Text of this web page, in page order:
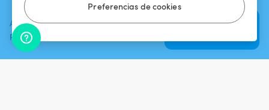
Preferencias de cookies
Agrega una fecha y un horario
para ver el precio
Verificar